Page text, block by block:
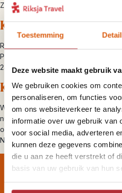
Toestemming
Deze website maakt gebruik
We gebruiken cookies om
personaliseren, om functies
om ons websiteverkeer te
informatie over uw gebruik van
voor social media, adverteren
kunnen deze gegevens
die u aan ze heeft verstrekt of
basis van uw gebruik van hun
Zondag van 12:00 tot 17:00 uur
Kantoor adres
Riksja Thailand
Pompoenweg 9
2321 DK Leiden
KVK- en BTW-
We zijn geregistreerd bij de Kamer
nummer: 27345112. Bij de
ondernemer voor de omzetbelasting,
NL820824227B01.